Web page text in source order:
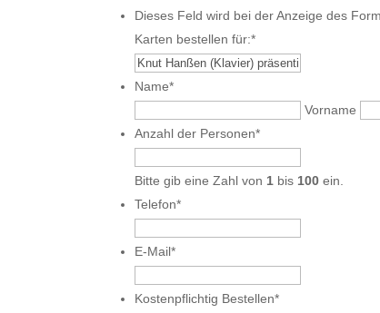
Dieses Feld wird bei der Anzeige des
Karten bestellen für:*
Name*
Vorname
Anzahl der Personen*
Bitte gib eine Zahl von 1 bis 100 ein.
Telefon*
E-Mail*
Kostenpflichtig Bestellen*